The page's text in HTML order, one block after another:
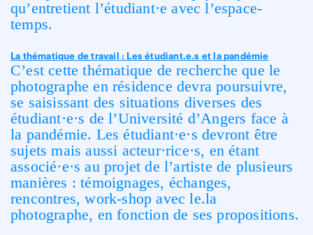
qu’entretient l’étudiant·e avec l’espace-
temps.
La thématique de travail : Les étudiant.e.s et la pandémie
C’est cette thématique de recherche que le
photographe en résidence devra poursuivre,
se saisissant des situations diverses des
étudiant·e·s de l’Université d’Angers face à
la pandémie. Les étudiant·e·s devront être
sujets mais aussi acteur·rice·s, en étant
associé·e·s au projet de l’artiste de plusieurs
manières : témoignages, échanges,
rencontres, work-shop avec le.la
photographe, en fonction de ses propositions.